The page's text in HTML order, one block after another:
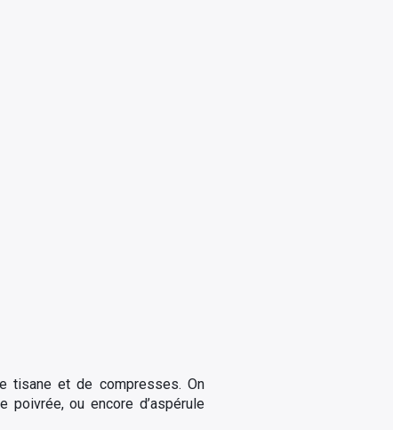
tisane et de compresses. On
ou encore d’aspérule